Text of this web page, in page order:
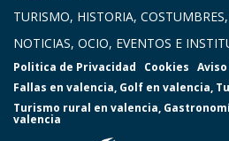
TURISMO, HISTORIA,
NOTICIAS, OCIO, EVENTOS E
Politica de Privacidad Cookies
Fallas en valencia, Golf en valencia,
Turismo rural en valencia,
valencia